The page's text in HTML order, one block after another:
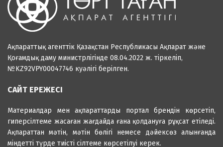
Ақпараттық агенттік Қазақстан Республикасы Ақпарат және
Қоғамдық даму министрлігінде 08.04.2022 ж. тіркеліп,
№KZ92VPY00047746 куәлігі берілген.
САЙТ ЕРЕЖЕСІ
Материалдар мен ақпараттарды портал брендін көрсетіп,
гиперсілтеме жасаған жағдайда ғана қолдануға рұқсат етіледі.
Ақпараттан мәтін, мәтін бөлігі немесе дәйексөз алынғанда
міндетті түрде тиісті сілтеме көрсетілуі керек.